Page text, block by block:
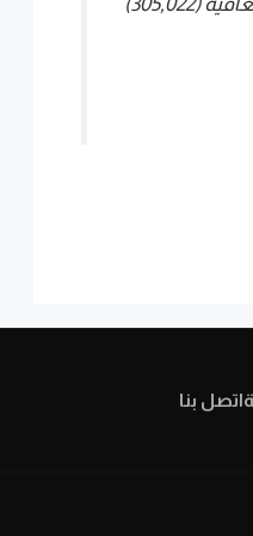
اتصل بنا